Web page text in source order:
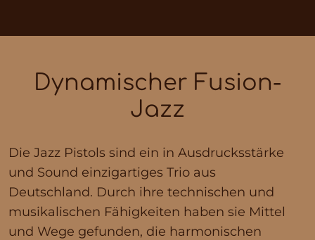
Dynamischer Fusion-
Jazz
Die Jazz Pistols sind ein in Ausdrucksstärke
und Sound einzigartiges Trio aus
Deutschland. Durch ihre technischen und
musikalischen Fähigkeiten haben sie Mittel
und Wege gefunden, die harmonischen